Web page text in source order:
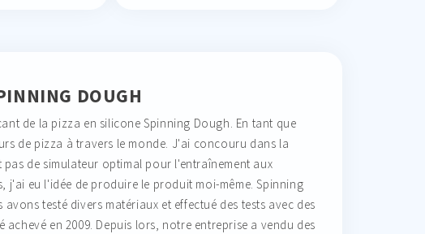
DOUGH
de la pizza en silicone Spinning Dough. En tant que
de pizza à travers le monde. J'ai concouru dans la
de simulateur optimal pour l'entraînement aux
j'ai eu l'idée de produire le produit moi-même. Spinning
testé divers matériaux et effectué des tests avec des
en 2009. Depuis lors, notre entreprise a vendu des